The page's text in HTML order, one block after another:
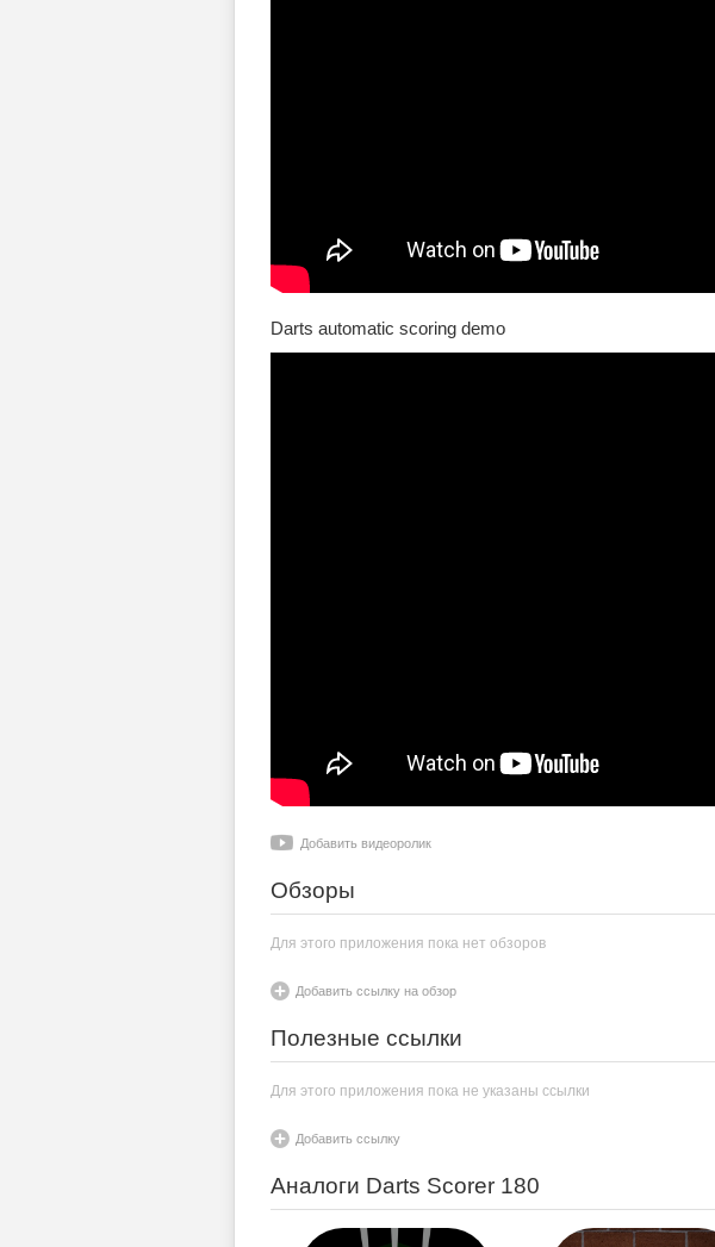
Darts automatic scoring demo
Добавить видеоролик
Обзоры
Для этого приложения пока нет обзоров
Добавить ссылку на обзор
Полезные ссылки
Для этого приложения пока не указаны ссылки
Добавить ссылку
Аналоги Darts Scorer 180